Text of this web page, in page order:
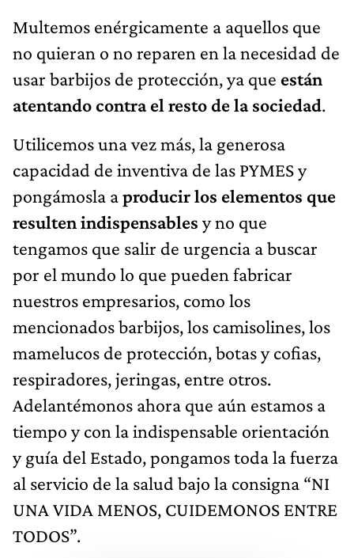
Multemos enérgicamente a aquellos que
no quieran o no reparen en la necesidad de
usar barbijos de protección, ya que están
atentando contra el resto de la sociedad.
Utilicemos una vez más, la generosa
capacidad de inventiva de las PYMES y
pongámosla aproducir los elementos que
resulten indispensables y no que
tengamos que salir de urgencia a buscar
por el mundo lo que pueden fabricar
nuestros empresarios, como los
mencionados barbijos, los camisolines, los
mamelucos de protección, botas y cofias,
respiradores, jeringas, entre otros.
Adelantémonos ahora que aún estamos a
tiempo y con la indispensable orientación
y guía del Estado, pongamos toda la fuerza
al servicio de la salud bajo la consigna “NI
UNA VIDA MENOS, CUIDEMONOS ENTRE
TODOS”.